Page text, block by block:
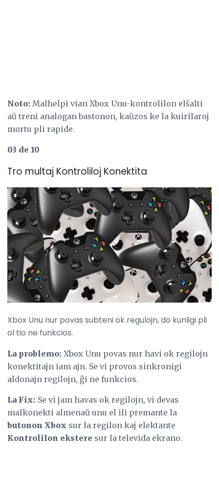
Noto: Malhelpi vian Xbox Unu-kontrolilon elŝalti
aŭ treni analogan bastonon, kaŭzos ke la kuirilaroj
mortu pli rapide.
03 de 10
Tro multaj Kontroliloj Konektita
Xbox Unu nur povas subteni ok regulojn, do kunligi pli
ol tio ne funkcios.
La problemo: Xbox Unu povas nur havi ok regilojn
konektitajn iam ajn. Se vi provos sinkronigi
aldonajn regilojn, ĝi ne funkcios.
La Fix: Se vi jam havas ok regilojn, vi devas
malkonekti almenaŭ unu el ili premante la
butonon Xbox sur la regilon kaj elektante
Kontrolilon ekstere sur la televida ekrano.